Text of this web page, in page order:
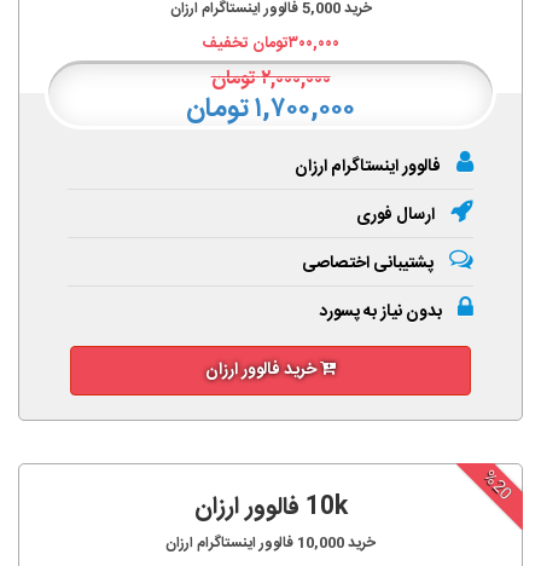
خرید5,000فالوور اینستاگرام ارزان
۳۰۰,۰۰۰تومان تخفیف
۲,۰۰۰,۰۰۰تومان
۱,۷۰۰,۰۰۰ تومان
فالوور اینستاگرام ارزان
ارسال فوری
پشتیبانی اختصاصی
بدون نیاز به پسورد
خرید فالوور ارزان
%20
10k فالوور ارزان
خرید10,000 فالوور اینستاگرام ارزان